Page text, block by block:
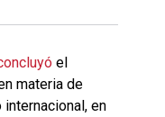
el
materia de
en